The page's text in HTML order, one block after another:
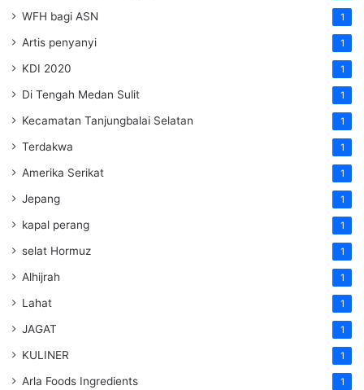
WFH bagi ASN 1
Artis penyanyi 1
KDI 2020 1
Di Tengah Medan Sulit 1
Kecamatan Tanjungbalai Selatan 1
Terdakwa 1
Amerika Serikat 1
Jepang 1
kapal perang 1
selat Hormuz 1
Alhijrah 1
Lahat 1
JAGAT 1
KULINER 1
Arla Foods Ingredients 1